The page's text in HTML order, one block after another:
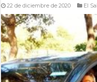
22 de diciembre de 2020 El